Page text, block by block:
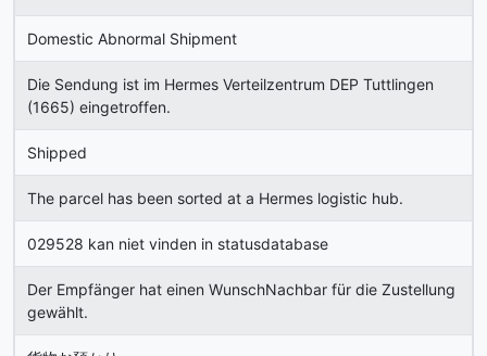
Domestic Abnormal Shipment
Die Sendung ist im Hermes Verteilzentrum DEP Tuttlingen
(1665) eingetroffen.
Shipped
The parcel has been sorted at a Hermes logistic hub.
029528 kan niet vinden in statusdatabase
Der Empfänger hat einen WunschNachbar für die Zustellung
gewählt.